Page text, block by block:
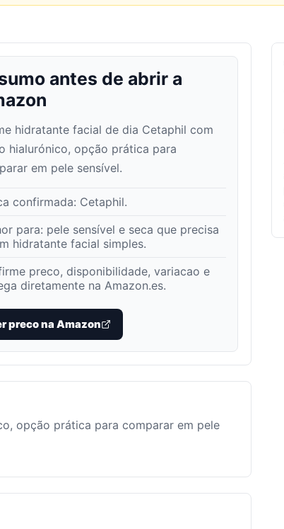
antes de abrir a
hidratante facial de dia Cetaphil com
hialurónico, opção prática para
em pele sensível.
confirmada: Cetaphil.
para: pele sensível e seca que precisa
hidratante facial simples.
preco, disponibilidade, variacao e
diretamente na Amazon.es.
preco na Amazon
opção prática para comparar em pele